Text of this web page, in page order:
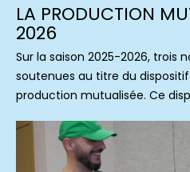
LA PRODUCTION
2026
Sur la saison 2025-2026, trois
soutenues au titre du
production mutualisée. Ce